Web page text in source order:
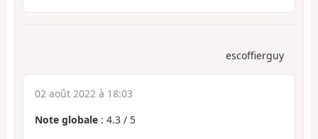
escoffierguy
02 août 2022 à 18:03
Note globale : 4.3 / 5